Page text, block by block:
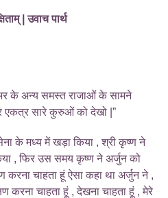
| उवाच पार्थ
भर के अन्य समस्त राजाओं के सामने
एकत्र सारे कुरुओं को देखो |”
के मध्य में खड़ा किया , श्री कृष्ण ने
, फिर उस समय कृष्ण ने अर्जुन को
करना चाहता हूं ऐसा कहा था अर्जुन ने ,
करना चाहता हूं , देखना चाहता हूं , मेरे